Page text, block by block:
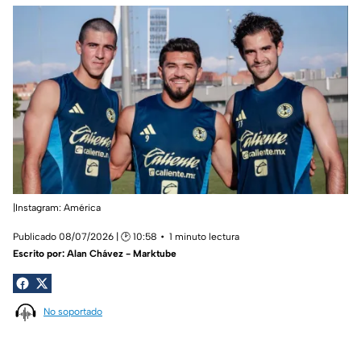
|Instagram: América
Publicado 08/07/2026 | 🕑 10:58
1 minuto lectura
Escrito por: Alan Chávez - Marktube
No soportado